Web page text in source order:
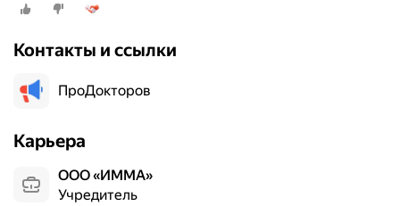
Контакты и ссылки
ПроДокторов
Карьера
ООО «ИММА»
Учредитель